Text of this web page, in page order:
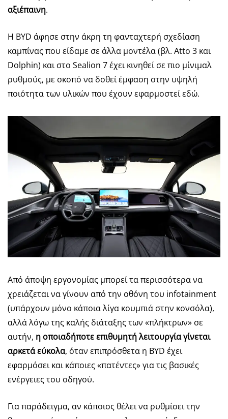
αξιέπαινη.
Η BYD άφησε στην άκρη τη φανταχτερή σχεδίαση
καμπίνας που είδαμε σε άλλα μοντέλα (βλ. Atto 3 και
Dolphin) και στο Sealion 7 έχει κινηθεί σε πιο μίνιμαλ
ρυθμούς, με σκοπό να δοθεί έμφαση στην υψηλή
ποιότητα των υλικών που έχουν εφαρμοστεί εδώ.
Από άποψη εργονομίας μπορεί τα περισσότερα να
χρειάζεται να γίνουν από την οθόνη του infotainment
(υπάρχουν μόνο κάποια λίγα κουμπιά στην κονσόλα),
αλλά λόγω της καλής διάταξης των «πλήκτρων» σε
αυτήν, η οποιαδήποτε επιθυμητή λειτουργία γίνεται
αρκετά εύκολα, όταν επιπρόσθετα η BYD έχει
εφαρμόσει και κάποιες «πατέντες» για τις βασικές
ενέργειες του οδηγού.
Για παράδειγμα, αν κάποιος θέλει να ρυθμίσει την